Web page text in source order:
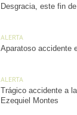
Desgracia, este fin
ALERTA
Aparatoso accidente
ALERTA
Trágico accidente a
Ezequiel Montes